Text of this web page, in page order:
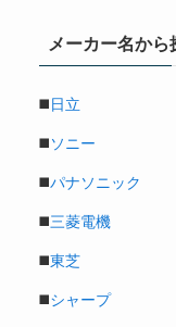
メーカー名から
◼️日立
◼️ソニー
◼️パナソニック
◼️三菱電機
◼️東芝
◼️シャープ